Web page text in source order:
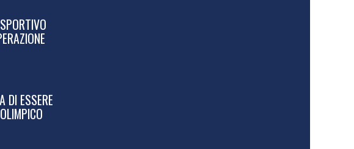
DI ESSERE